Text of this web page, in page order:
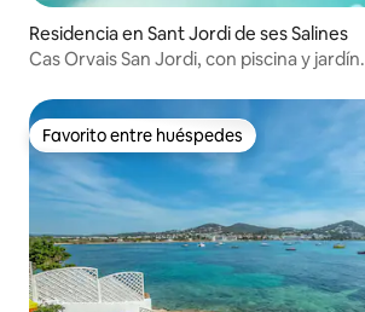
Residencia en Sant Jordi de ses Salines
Cas Orvais San Jordi, con piscina y jardín.
Favorito entre huéspedes
Favorito entre huéspedes